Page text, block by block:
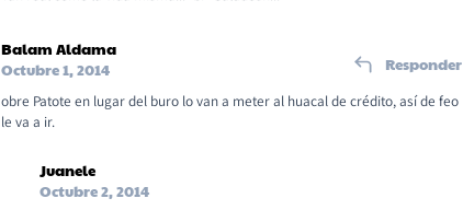
Balam Aldama
Octubre 1, 2014
obre Patote en lugar del buro lo van a meter al huacal de crédito, así de feo
le va a ir.
Responder
Juanele
Octubre 2, 2014